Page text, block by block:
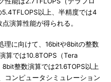
以上、半精度では4
演算性能が得られる。
に向けて、16bitや8bitの整数
算では10.8TOPS（Tera
整数演算では21.6TOPS以上
コンピュータシミュレーション